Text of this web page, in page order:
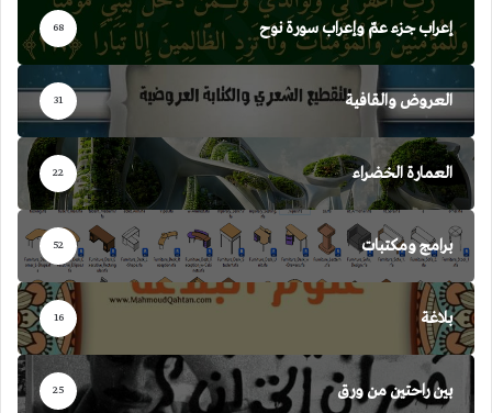
إعراب جزء عمّ وإعراب سورة نوح 68
العروض والقافية 31
العمارة الخضراء 22
برامج ومكتبات 52
بلاغة 16
بين راحتين من ورق 25